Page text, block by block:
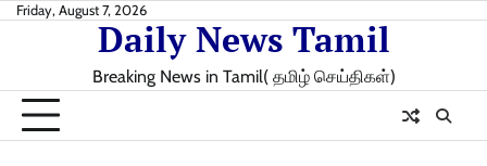
SkipFriday, August 7, 2026
Daily News Tamil
Breaking News in Tamil( தமிழ் செய்திகள்)